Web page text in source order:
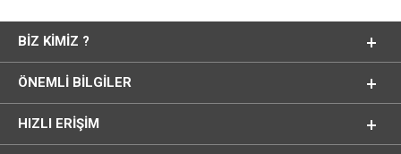
BIZ KIMIZ ?
ÖNEMLI BILGILER
HIZLI ERIŞIM